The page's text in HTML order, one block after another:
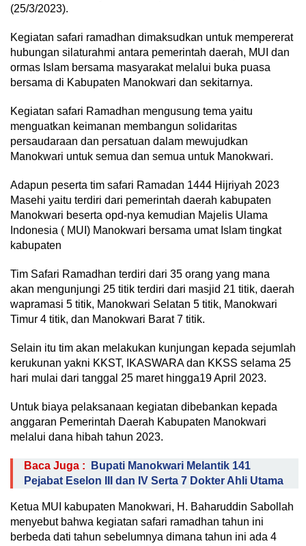
(25/3/2023).
Kegiatan safari ramadhan dimaksudkan untuk mempererat
hubungan silaturahmi antara pemerintah daerah, MUI dan
ormas Islam bersama masyarakat melalui buka puasa
bersama di Kabupaten Manokwari dan sekitarnya.
Kegiatan safari Ramadhan mengusung tema yaitu
menguatkan keimanan membangun solidaritas
persaudaraan dan persatuan dalam mewujudkan
Manokwari untuk semua dan semua untuk Manokwari.
Adapun peserta tim safari Ramadan 1444 Hijriyah 2023
Masehi yaitu terdiri dari pemerintah daerah kabupaten
Manokwari beserta opd-nya kemudian Majelis Ulama
Indonesia ( MUI) Manokwari bersama umat Islam tingkat
kabupaten
Tim Safari Ramadhan terdiri dari 35 orang yang mana
akan mengunjungi 25 titik terdiri dari masjid 21 titik, daerah
wapramasi 5 titik, Manokwari Selatan 5 titik, Manokwari
Timur 4 titik, dan Manokwari Barat 7 titik.
Selain itu tim akan melakukan kunjungan kepada sejumlah
kerukunan yakni KKST, IKASWARA dan KKSS selama 25
hari mulai dari tanggal 25 maret hingga19 April 2023.
Untuk biaya pelaksanaan kegiatan dibebankan kepada
anggaran Pemerintah Daerah Kabupaten Manokwari
melalui dana hibah tahun 2023.
Baca Juga :
Bupati Manokwari Melantik 141
Pejabat Eselon III dan IV Serta 7 Dokter Ahli Utama
Ketua MUI kabupaten Manokwari, H. Baharuddin Sabollah
menyebut bahwa kegiatan safari ramadhan tahun ini
berbeda dati tahun sebelumnya dimana tahun ini ada 4